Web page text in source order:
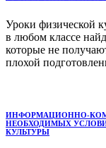
Уроки физической
в любом классе
которые не
плохой
ИНФОРМАЦИОННО-
НЕОБХОДИМЫХ
КУЛЬТУРЫ